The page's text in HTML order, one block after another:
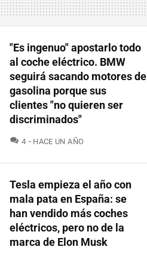
"Es ingenuo" apostarlo todo
al coche eléctrico. BMW
seguirá sacando motores de
gasolina porque sus
clientes "no quieren ser
discriminados"
4 COMENTARIOS
HACE UN AÑO
Tesla empieza el año con
mala pata en España: se
han vendido más coches
eléctricos, pero no de la
marca de Elon Musk